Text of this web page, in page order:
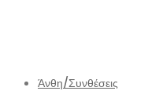
Άνθη/Συνθέσεις